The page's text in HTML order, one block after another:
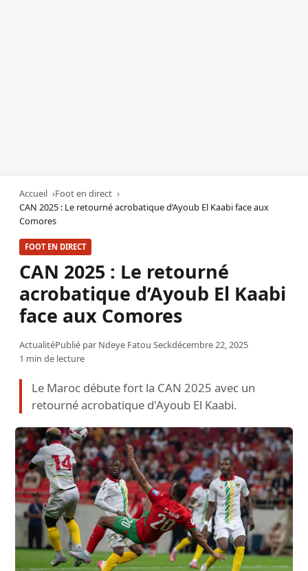
Accueil
Foot en direct
CAN 2025 : Le retourné acrobatique d’Ayoub El Kaabi face aux
Comores
FOOT EN DIRECT
CAN 2025 : Le retourné
acrobatique d’Ayoub El Kaabi
face aux Comores
ActualitéPublié par Ndeye Fatou Seckdécembre 22, 2025
1 min de lecture
Le Maroc débute fort la CAN 2025 avec un
retourné acrobatique d'Ayoub El Kaabi.